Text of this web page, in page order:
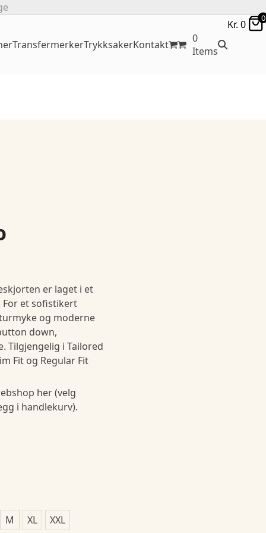
TransfermerkerTrykksakerKontakt
0
Items
Kr. 0 0
er laget i et
et sofistikert
og moderne
down,
Tilgjengelig i Tailored
Fit og Regular Fit
her (velg
i handlekurv).
M XL XXL